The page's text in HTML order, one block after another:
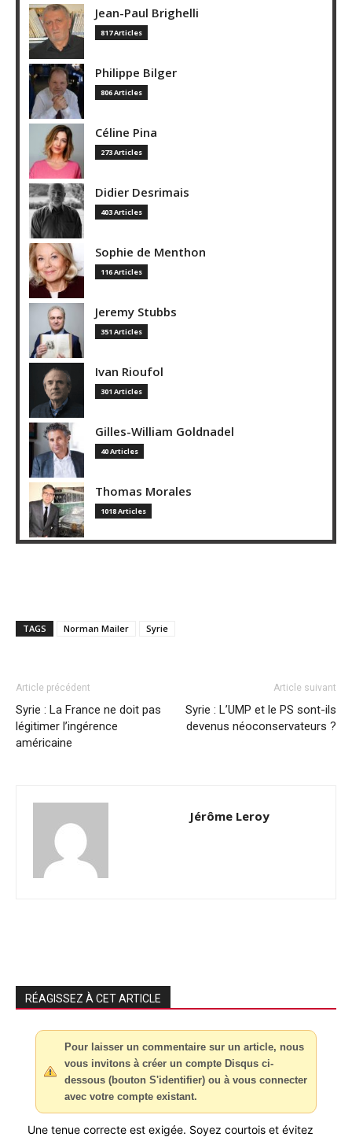
Jean-Paul Brighelli
817 Articles
Philippe Bilger
806 Articles
Céline Pina
273 Articles
Didier Desrimais
403 Articles
Sophie de Menthon
116 Articles
Jeremy Stubbs
351 Articles
Ivan Rioufol
301 Articles
Gilles-William Goldnadel
40 Articles
Thomas Morales
1018 Articles
TAGS Norman Mailer Syrie
Article précédent
Syrie : La France ne doit pas
légitimer l’ingérence
américaine
Article suivant
Syrie : L’UMP et le PS sont-ils
devenus néoconservateurs ?
Jérôme Leroy
RÉAGISSEZ À CET ARTICLE
Pour laisser un commentaire sur un article, nous
vous invitons à créer un compte Disqus ci-
dessous (bouton S'identifier) ou à vous connecter
avec votre compte existant.
Une tenue correcte est exigée. Soyez courtois et évitez